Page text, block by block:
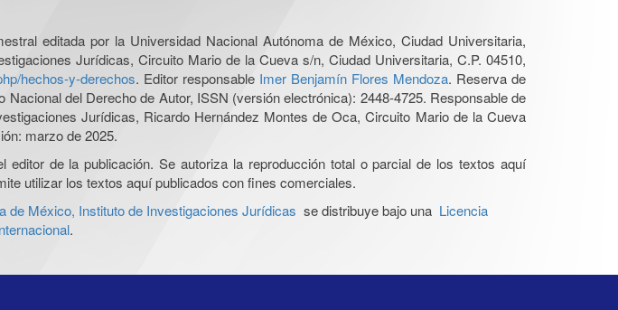
editada por la Universidad Nacional Autónoma de México, Ciudad Universitaria,
Jurídicas, Circuito Mario de la Cueva s/n, Ciudad Universitaria, C.P. 04510,
hechos-y-derechos. Editor responsable Imer Benjamín Flores Mendoza. Reserva de
del Derecho de Autor, ISSN (versión electrónica): 2448-4725. Responsable de
Jurídicas, Ricardo Hernández Montes de Oca, Circuito Mario de la Cueva
marzo de 2025.
de la publicación. Se autoriza la reproducción total o parcial de los textos aquí
utilizar los textos aquí publicados con fines comerciales.
de México, Instituto de Investigaciones Jurídicas se distribuye bajo una Licencia
.